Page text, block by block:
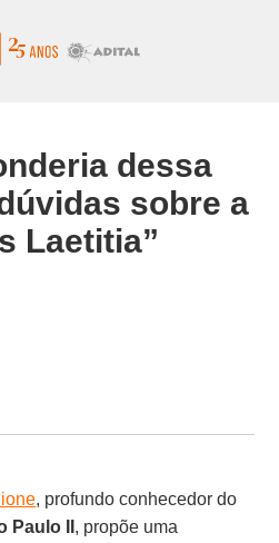
dessa
sobre a
Laetitia”
, profundo conhecedor do
Paulo II , propõe uma